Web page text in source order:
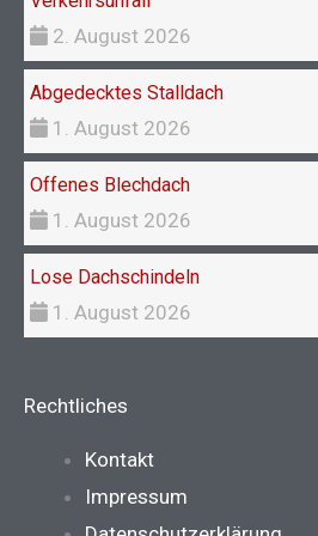
2. August 2026
Abgedecktes Stalldach
1. August 2026
Offenes Blechdach
1. August 2026
Lose Dachschindeln
1. August 2026
Rechtliches
Main
Menu
Kontakt
Impressum